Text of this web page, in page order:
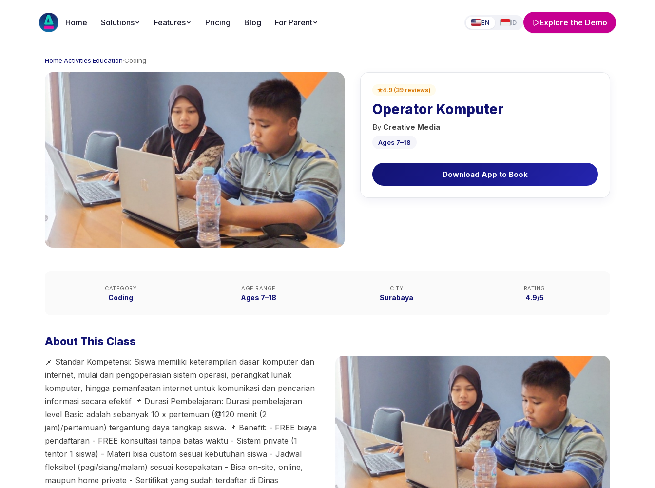
Home Solutions Features Pricing Blog For Parent EN ID Explore the Demo
Home·Activities·Education·Coding
★4.9 (39 reviews)
Operator Komputer
By Creative Media
Ages 7–18
Download App to Book
CATEGORY
Coding
AGE RANGE
Ages 7–18
CITY
Surabaya
RATING
4.9/5
About This Class
📌 Standar Kompetensi: Siswa memiliki keterampilan dasar komputer dan
internet, mulai dari pengoperasian sistem operasi, perangkat lunak
komputer, hingga pemanfaatan internet untuk komunikasi dan pencarian
informasi secara efektif 📌 Durasi Pembelajaran: Durasi pembelajaran
level Basic adalah sebanyak 10 x pertemuan (@120 menit (2
jam)/pertemuan) tergantung daya tangkap siswa. 📌 Benefit: - FREE biaya
pendaftaran - FREE konsultasi tanpa batas waktu - Sistem private (1
tentor 1 siswa) - Materi bisa custom sesuai kebutuhan siswa - Jadwal
fleksibel (pagi/siang/malam) sesuai kesepakatan - Bisa on-site, online,
maupun home private - Sertifikat yang sudah terdaftar di Dinas